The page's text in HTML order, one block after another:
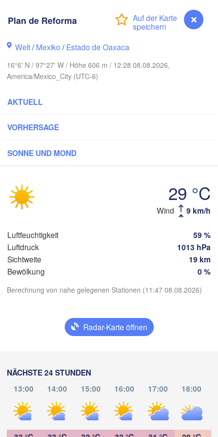
Plan de Reforma
Welt/Mexiko /Estado de Oaxaca
16°6' N / 97°27' W / Höhe 606 m / 12:28 08.08.2026,
America/Mexico_City (UTC-6)
AKTUELL
VORHERSAGE
SONNE UND MOND
29 °C
Wind 9 km/h
Luftfeuchtigkeit 59 %
Luftdruck 1013 hPa
Sichtweite 19 km
Bewölkung 0 %
Berechnung von nahe gelegenen Stationen (11:47 08.08.2026)
Radar-Karte öffnen
NÄCHSTE 24 STUNDEN
13:00
14:00 15:00 16:00 17:00 18:00
Temperatur
Mi
05. Aug
Do
06. Aug 07. Aug
Sa
08. Aug
So
09. Aug
Mo
10. Aug 11. Aug
:00 17 :00 :00 20 :00 21
San Luis Potosí Tampico
Ciudad de México
Tuxtla
Querétaro